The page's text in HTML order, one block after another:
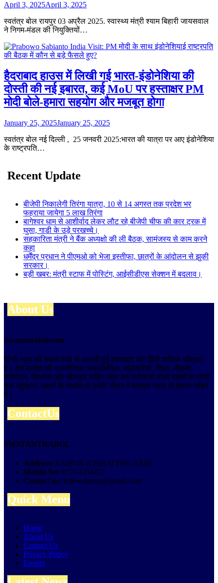
April 3, 2025April 3, 2025
स्वतंत्र बोल रायपुर 03 अप्रैल 2025. स्वास्थ्य मंत्री श्याम बिहारी जायसवाल
ने निगम-मंडल की नियुक्तियों…
हैदराबाद हाउस में लिखी गई भारत-इंडोनेशिया की
दोस्ती की नई इबारत, कई MoU पर हस्ताक्षर PM
मोदी बोले-हमारा सहयोग और मजबूत होगा
January 25, 2025January 25, 2025
स्वतंत्र बोल नई दिल्ली , 25 जनवरी 2025:भारत की यात्रा पर आए इंडोनेशिया
के राष्ट्रपति…
Recent Update
बीजेपी निकालेगी तिरंगा यात्रा, 10 से 14 अगस्त तक प्रदेश भर
फहराया जायेगा 5 लाख तिरंगा
बागेश्वर धाम से आशीर्वाद लेकर लौट रहे बीजेपी चीफ की कार ट्रक में
घुसा, गाडी के उड़े परखच्चे।
सहकारिता मंत्री ने बैंक अध्यक्षो की ली बैठक, सामंजस्य से काम करने
कहा
धर्मेंद्र प्रधान ने पीएमओ को भेजा इस्तीफा, छात्रों के आंदोलन से झुकी
सरकार।
बड़ी खबर: मंत्री स्टाफ में पोस्टिंग, आईसीडीएस सेक्शन में बदलाव।
About Us
Swatantrabol.com
हिन्दी न्यूज़ की सबसे तेजी से उभरती हुई वेबसाइट और हिंदी मासिक पत्रिका
है। देश-प्रदेश की राजनीतिक, समसामयिक, ब्यूरोक्रेसी, शिक्षा, नौकरी,
मनोरंजन, बिजनेस और खेलकूद सहित आम जन सरोकारों वाली खबरों के लोगो
तक पहुंचाना, खबरों के माध्यम से उनके जीवन में बदलाव लाना ही हमारा उद्देश्य
है।
ContactUs
SWATANTRABOL
Address: RAIPUR (CHHATTISGARH)
Mobile No: 07714334457
Contact us: bolswatantra@gmail.com
Quick Menu
Home
About Us
Contact Us
Privacy Policy
Epaper